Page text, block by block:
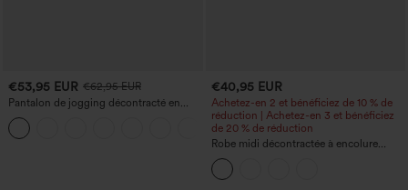
€53,95 EUR €62,95 EUR
Pantalon de jogging décontracté en
French terry à imprimé denim, taille mi-
haute, style jean, avec poches
€40,95 EUR
Achetez-en 2 et bénéficiez de 10 % de
réduction | Achetez-en 3 et bénéficiez
de 20 % de réduction
Robe midi décontractée à encolure
ronde, sans manches, avec soutien-
gorge intégré et ourlet à volants